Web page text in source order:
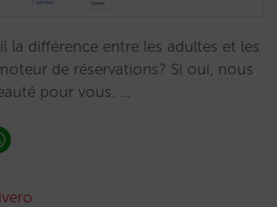
la différence entre les adultes et les
de réservations? Si oui, nous
pour vous. …